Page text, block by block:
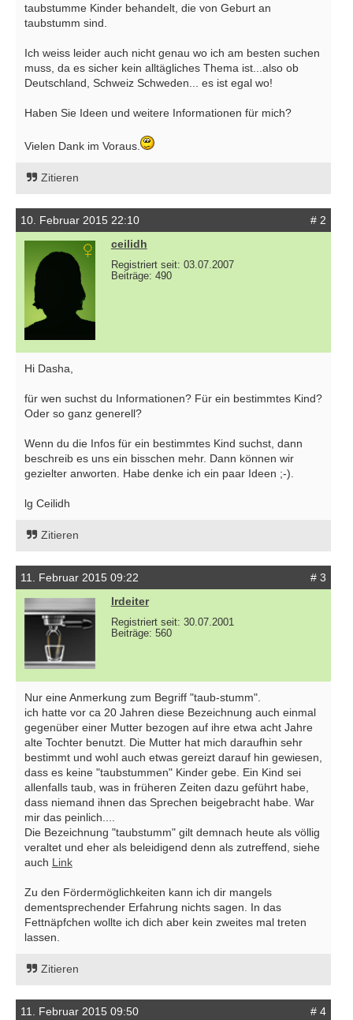
taubstumme Kinder behandelt, die von Geburt an
taubstumm sind.
Ich weiss leider auch nicht genau wo ich am besten suchen
muss, da es sicher kein alltägliches Thema ist...also ob
Deutschland, Schweiz Schweden... es ist egal wo!
Haben Sie Ideen und weitere Informationen für mich?
Vielen Dank im Voraus.
Zitieren
10. Februar 2015 22:10
# 2
ceilidh
Registriert seit: 03.07.2007
Beiträge: 490
Hi Dasha,
für wen suchst du Informationen? Für ein bestimmtes Kind?
Oder so ganz generell?
Wenn du die Infos für ein bestimmtes Kind suchst, dann
beschreib es uns ein bisschen mehr. Dann können wir
gezielter anworten. Habe denke ich ein paar Ideen ;-).
lg Ceilidh
Zitieren
11. Februar 2015 09:22
# 3
lrdeiter
Registriert seit: 30.07.2001
Beiträge: 560
Nur eine Anmerkung zum Begriff "taub-stumm".
ich hatte vor ca 20 Jahren diese Bezeichnung auch einmal
gegenüber einer Mutter bezogen auf ihre etwa acht Jahre
alte Tochter benutzt. Die Mutter hat mich daraufhin sehr
bestimmt und wohl auch etwas gereizt darauf hin gewiesen,
dass es keine "taubstummen" Kinder gebe. Ein Kind sei
allenfalls taub, was in früheren Zeiten dazu geführt habe,
dass niemand ihnen das Sprechen beigebracht habe. War
mir das peinlich....
Die Bezeichnung "taubstumm" gilt demnach heute als völlig
veraltet und eher als beleidigend denn als zutreffend, siehe
auch Link
Zu den Fördermöglichkeiten kann ich dir mangels
dementsprechender Erfahrung nichts sagen. In das
Fettnäpfchen wollte ich dich aber kein zweites mal treten
lassen.
Zitieren
11. Februar 2015 09:50
# 4